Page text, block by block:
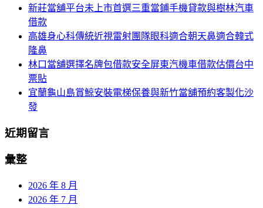
新莊當舖平台未上市首選三重當鋪手機貸款與樹林汽車
借款
高雄身心科傳統近視雷射團隊眼科適合朝天鼻適合韓式
隆鼻
林口當舖選擇名牌包借款安全屏東汽機車借款估價台中
票貼
宜蘭龜山島賞鯨安裝電梯保養與新竹當舖預約客製化沙
發
近期留言
彙整
2026 年 8 月
2026 年 7 月